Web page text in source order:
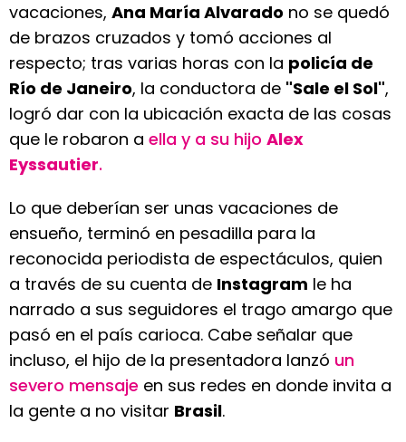
vacaciones, Ana María Alvarado no se quedó
de brazos cruzados y tomó acciones al
respecto; tras varias horas con la policía de
Río de Janeiro, la conductora de "Sale el Sol",
logró dar con la ubicación exacta de las cosas
que le robaron a ella y a su hijo Alex
Eyssautier.
Lo que deberían ser unas vacaciones de
ensueño, terminó en pesadilla para la
reconocida periodista de espectáculos, quien
a través de su cuenta de Instagram le ha
narrado a sus seguidores el trago amargo que
pasó en el país carioca. Cabe señalar que
incluso, el hijo de la presentadora lanzó un
severo mensaje en sus redes en donde invita a
la gente a no visitar Brasil.